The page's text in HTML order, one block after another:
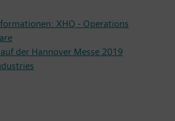
XHQ - Operations
der Hannover Messe 2019